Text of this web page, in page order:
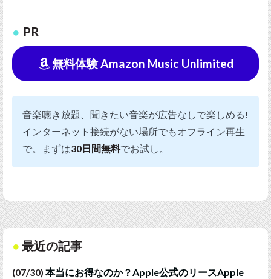
PR
無料体験 Amazon Music Unlimited
音楽聴き放題、聞きたい音楽が広告なしで楽しめる!
インターネット接続がない場所でもオフライン再生
で。まずは30日間無料でお試し。
最近の記事
(07/30) 本当にお得なのか？Apple公式のリースApple